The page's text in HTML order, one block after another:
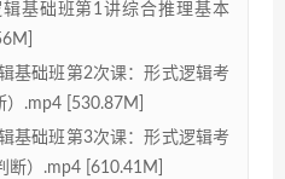
基础班第1讲综合推理基本
基础班第2次课：形式逻辑考
）.mp4 [530.87M]
基础班第3次课：形式逻辑考
断）.mp4 [610.41M]